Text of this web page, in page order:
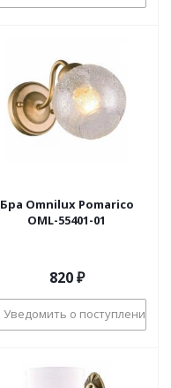
Бра Omnilux Pomarico
OML-55401-01
820₽
Уведомить о поступлении